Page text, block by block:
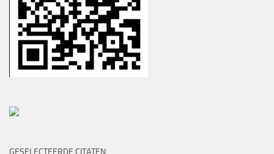
GESELECTEERDE CITATEN